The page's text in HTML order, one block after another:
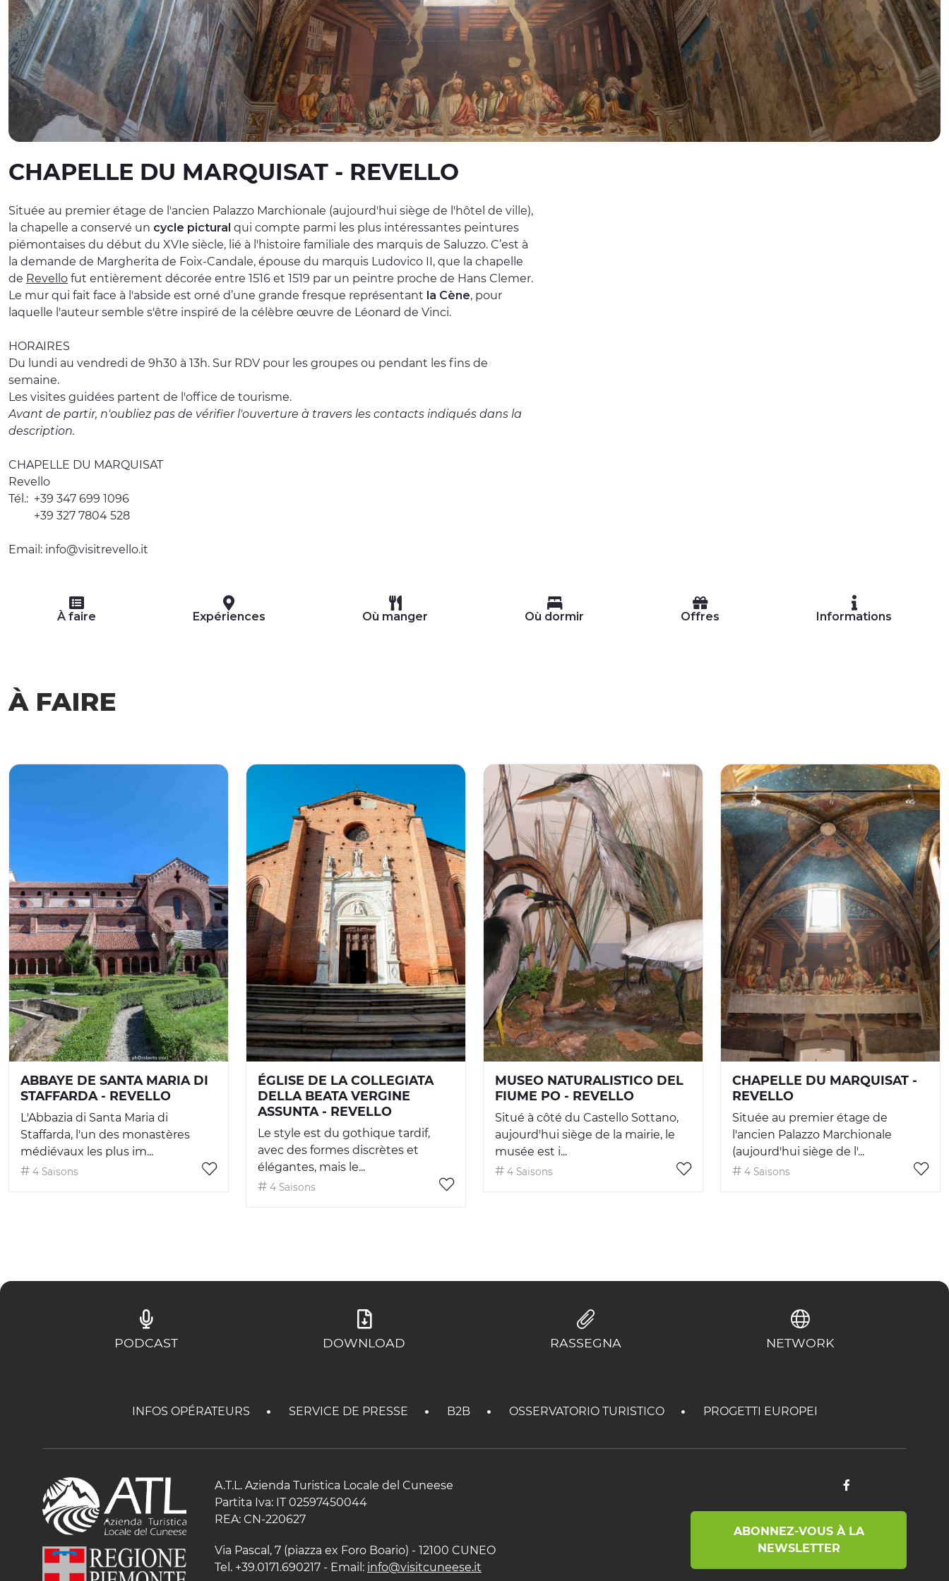
CHAPELLE DU MARQUISAT - REVELLO
Située au premier étage de l'ancien Palazzo Marchionale (aujourd'hui siège de l'hôtel de ville),
la chapelle a conservé un cycle pictural qui compte parmi les plus intéressantes peintures
piémontaises du début du XVIe siècle, lié à l'histoire familiale des marquis de Saluzzo. C’est à
la demande de Margherita de Foix-Candale, épouse du marquis Ludovico II, que la chapelle
de Revello fut entièrement décorée entre 1516 et 1519 par un peintre proche de Hans Clemer.
Le mur qui fait face à l'abside est orné d’une grande fresque représentant la Cène, pour
laquelle l'auteur semble s'être inspiré de la célèbre œuvre de Léonard de Vinci.
HORAIRES
Du lundi au vendredi de 9h30 à 13h. Sur RDV pour les groupes ou pendant les fins de
semaine.
Les visites guidées partent de l'office de tourisme.
Avant de partir, n'oubliez pas de vérifier l'ouverture à travers les contacts indiqués dans la
description.
CHAPELLE DU MARQUISAT
Revello
Tél.: +39 347 699 1096
+39 327 7804 528
Email: info@visitrevello.it
À faire Expériences Où manger Où dormir Offres Informations
À FAIRE
ABBAYE DE SANTA MARIA DI
STAFFARDA - REVELLO
L'Abbazia di Santa Maria di
Staffarda, l'un des monastères
médiévaux les plus im...
4 Saisons
ÉGLISE DE LA COLLEGIATA
DELLA BEATA VERGINE
ASSUNTA - REVELLO
Le style est du gothique tardif,
avec des formes discrètes et
élégantes, mais le...
4 Saisons
MUSEO NATURALISTICO DEL
FIUME PO - REVELLO
Situé à côté du Castello Sottano,
aujourd'hui siège de la mairie, le
musée est i...
4 Saisons
CHAPELLE DU MARQUISAT -
REVELLO
Située au premier étage de
l'ancien Palazzo Marchionale
(aujourd'hui siège de l'...
4 Saisons
PODCAST DOWNLOAD RASSEGNA NETWORK
INFOS OPÉRATEURS SERVICE DE PRESSE B2B OSSERVATORIO TURISTICO PROGETTI EUROPEI
A.T.L. Azienda Turistica Locale del Cuneese
Partita Iva: IT 02597450044
REA: CN-220627
Via Pascal, 7 (piazza ex Foro Boario) - 12100 CUNEO
Tel. +39.0171.690217 - Email: info@visitcuneese.it
ABONNEZ-VOUS À LA
NEWSLETTER